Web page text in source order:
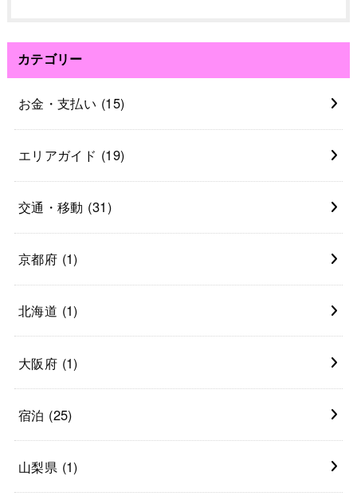
カテゴリー
お金・支払い (15)
エリアガイド (19)
交通・移動 (31)
京都府 (1)
北海道 (1)
大阪府 (1)
宿泊 (25)
山梨県 (1)